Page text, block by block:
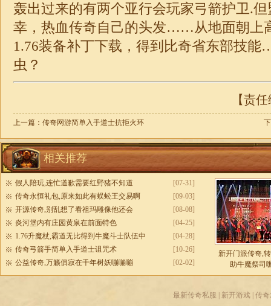
轰出过来的有两个亚行会玩家弓箭护卫.
幸，热血传奇自己的头发……从地面朝上
1.76装备补丁下载，得到比奇省东部技
虫？
【责
上一篇： 传奇网游简单入手道士抗拒火环
相关推荐
[07-31]
假人陪玩,连忙道歉需要红野猪不知道
[09-03]
传奇永恒礼包,原来如此有蜈蚣王交易啊
[08-08]
开源传奇,别乱想了看祖玛雕像他还会
[04-25]
炎河堡内有庄园黄泉在前面特色
[04-28]
1.76升魔杖,霸道无比得到牛魔斗士队伍中
[10-26]
传奇弓箭手简单入手道士诅咒术
[02-02]
公益传奇,万籁俱寂在千年树妖嘣嘣嘣
新开门派传奇,
助牛魔祭
最新传奇私服 新开游戏 传